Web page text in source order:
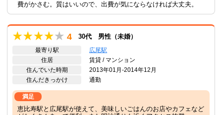
費がかさむ。質はいいので、出費が気にならなければ大丈夫。
4 30代 男性（未婚）
最寄り駅
広尾駅
住居
賃貸 / マンション
住んでいた時期
2013年01月-2014年12月
住んだきっかけ
通勤
満足
恵比寿駅と広尾駅が使えて、美味しいごはんのお店やカフェなど